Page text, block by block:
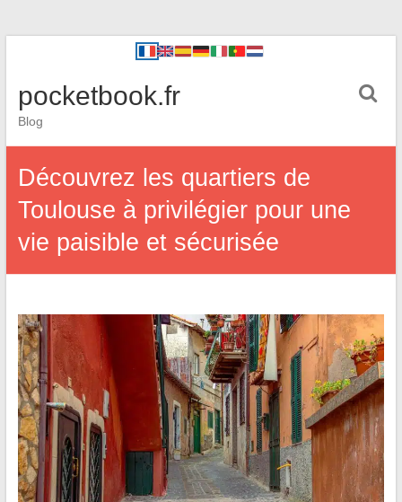
pocketbook.fr
Blog
Découvrez les quartiers de
Toulouse à privilégier pour une
vie paisible et sécurisée